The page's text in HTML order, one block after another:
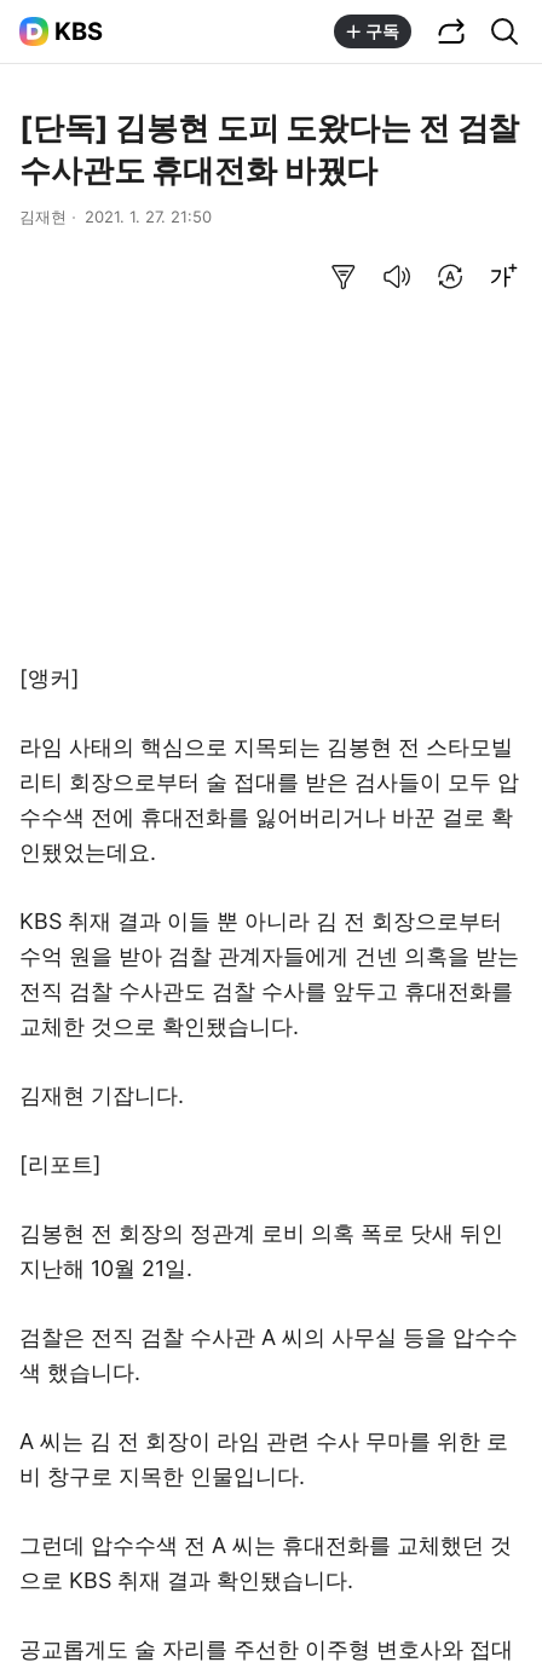
KBS 구독
[단독] 김봉현 도피 도왔다는 전 검찰
수사관도 휴대전화 바꿨다
김재현 2021. 1. 27. 21:50
[앵커]
라임 사태의 핵심으로 지목되는 김봉현 전 스타모빌
리티 회장으로부터 술 접대를 받은 검사들이 모두 압
수수색 전에 휴대전화를 잃어버리거나 바꾼 걸로 확
인됐었는데요.
KBS 취재 결과 이들 뿐 아니라 김 전 회장으로부터
수억 원을 받아 검찰 관계자들에게 건넨 의혹을 받는
전직 검찰 수사관도 검찰 수사를 앞두고 휴대전화를
교체한 것으로 확인됐습니다.
김재현 기잡니다.
[리포트]
김봉현 전 회장의 정관계 로비 의혹 폭로 닷새 뒤인
지난해 10월 21일.
검찰은 전직 검찰 수사관 A 씨의 사무실 등을 압수수
색 했습니다.
A 씨는 김 전 회장이 라임 관련 수사 무마를 위한 로
비 창구로 지목한 인물입니다.
그런데 압수수색 전 A 씨는 휴대전화를 교체했던 것
으로 KBS 취재 결과 확인됐습니다.
공교롭게도 술 자리를 주선한 이주형 변호사와 접대